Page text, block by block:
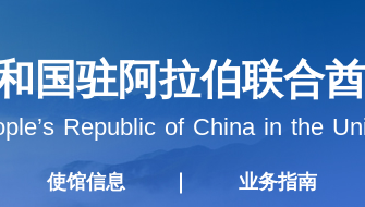
国驻阿拉伯联合
Republic of China in the
使馆信息 业务指南